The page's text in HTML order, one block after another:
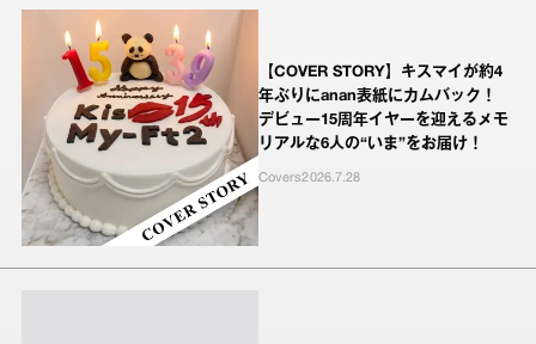
【COVER STORY】キスマイが約4
年ぶりにanan表紙にカムバック！
デビュー15周年イヤーを迎えるメモ
リアルな6人の“いま”をお届け！
Covers2026.7.28